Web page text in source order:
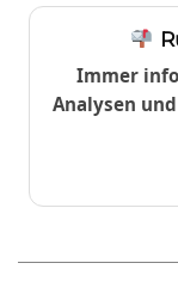
Immer
Analysen